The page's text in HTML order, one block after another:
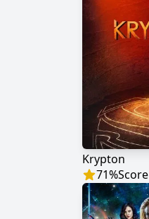
Krypton
71%Score